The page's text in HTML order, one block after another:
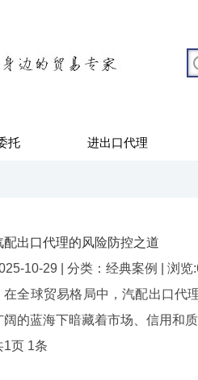
托 进出口代理
配出口代理的风险防控之道
10-29 | 分类：经典案例 | 浏览
全球贸易格局中，汽配出口代
阔的蓝海下暗藏着市场、信用和
1页 1条